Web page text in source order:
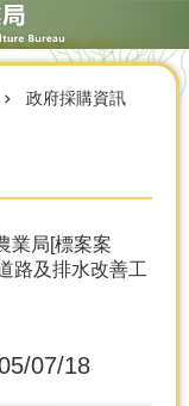
政府採購資訊
業局[標案案
路及排水改善工
07/18